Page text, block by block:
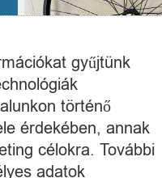
gyűjtünk
történő
érdekében, annak
célokra. További
adatok